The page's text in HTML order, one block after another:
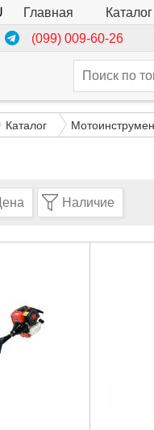
Главная
(099) 009-60-26
Каталог
Наличие